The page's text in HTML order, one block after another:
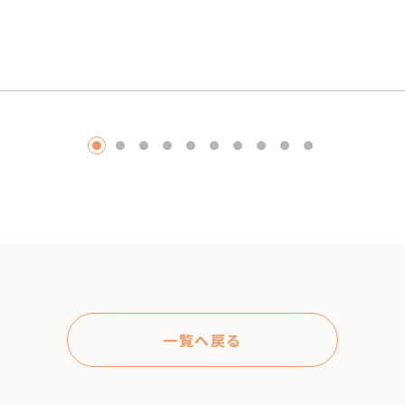
1
2 3 4 5 6 7 8
一覧へ戻る